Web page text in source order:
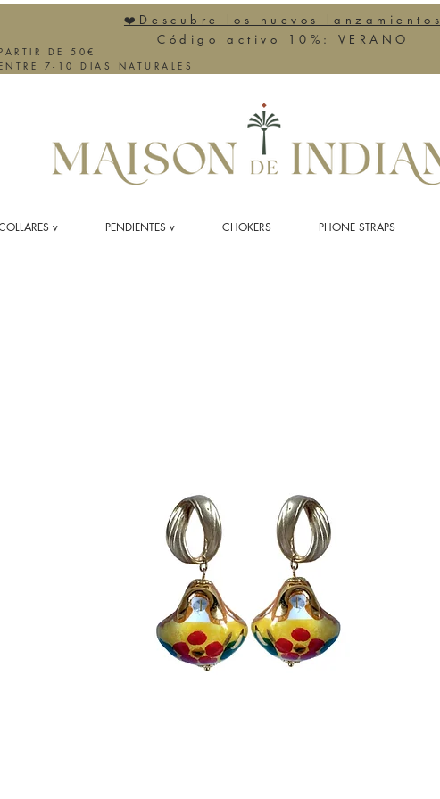
❤️Descubre los nuevos lanzamientos
DE 50€
Código activo 10%: VERANO
7-10 DIAS NATURALES
v PENDIENTES v CHOKERS PHONE STRAPS